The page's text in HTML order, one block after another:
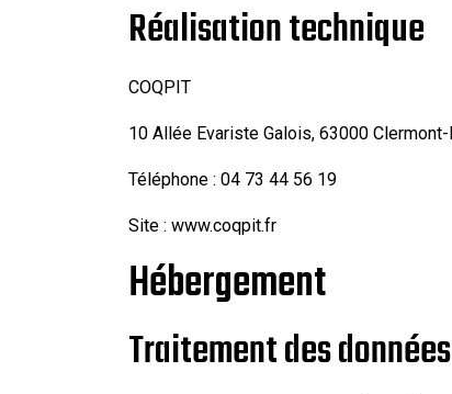
Réalisation technique
COQPIT
10 Allée Evariste Galois, 63000 Clermont-
Téléphone : 04 73 44 56 19
Site : www.coqpit.fr
Hébergement
Traitement des